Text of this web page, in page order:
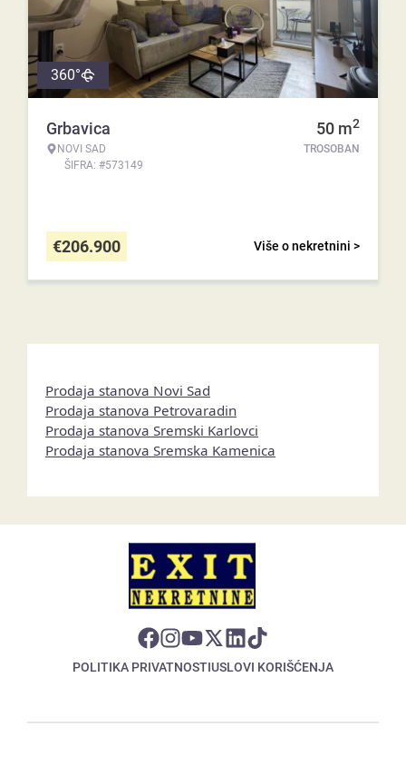
360°
Grbavica
NOVI SAD
ŠIFRA: #573149
50 m2
TROSOBAN
Više o nekretnini >
€206.900
Prodaja stanova Novi Sad
Prodaja stanova Petrovaradin
Prodaja stanova Sremski Karlovci
Prodaja stanova Sremska Kamenica
POLITIKA PRIVATNOSTIUSLOVI KORIŠĆENJA